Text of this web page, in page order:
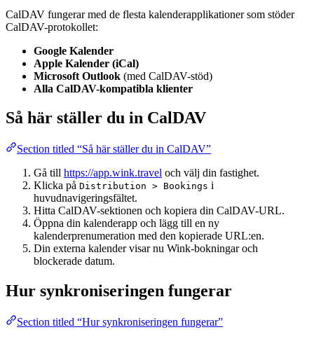
CalDAV fungerar med de flesta kalenderapplikationer som stöder
CalDAV-protokollet:
Google Kalender
Apple Kalender (iCal)
Microsoft Outlook (med CalDAV-stöd)
Alla CalDAV-kompatibla klienter
Så här ställer du in CalDAV
Section titled “Så här ställer du in CalDAV”
Gå till https://app.wink.travel och välj din fastighet.
Klicka på Distribution > Bookings i
huvudnavigeringsfältet.
Hitta CalDAV-sektionen och kopiera din CalDAV-URL.
Öppna din kalenderapp och lägg till en ny
kalenderprenumeration med den kopierade URL:en.
Din externa kalender visar nu Wink-bokningar och
blockerade datum.
Hur synkroniseringen fungerar
Section titled “Hur synkroniseringen fungerar”